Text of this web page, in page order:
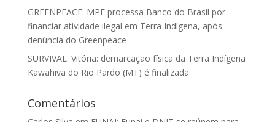
GREENPEACE: MPF processa Banco do Brasil por
financiar atividade ilegal em Terra Indígena, após
denúncia do Greenpeace
SURVIVAL: Vitória: demarcação física da Terra Indígena
Kawahiva do Rio Pardo (MT) é finalizada
Comentários